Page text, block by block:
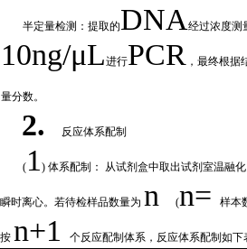
半定量检测：提取的DNA经过浓度测
10ng/μL进行PCR，最终根据
量分数。
2. 反应体系配制
(1 ) 体系配制： 从试剂盒中取出试剂室温融化
瞬时离心。若待检样品数量为 n(n=样本
按n+1个反应配制体系，反应体系配制如下